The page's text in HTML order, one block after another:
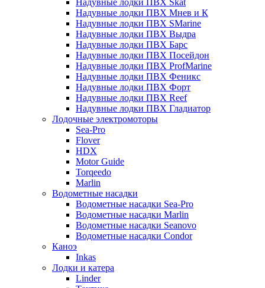
Надувные лодки ПВХ Skat
Надувные лодки ПВХ Мнев и К
Надувные лодки ПВХ SMarine
Надувные лодки ПВХ Выдра
Надувные лодки ПВХ Барс
Надувные лодки ПВХ Посейдон
Надувные лодки ПВХ ProfMarine
Надувные лодки ПВХ Феникс
Надувные лодки ПВХ Форт
Надувные лодки ПВХ Reef
Надувные лодки ПВХ Гладиатор
Лодочные электромоторы
Sea-Pro
Flover
HDX
Motor Guide
Torqeedo
Marlin
Водометные насадки
Водометные насадки Sea-Pro
Водометные насадки Marlin
Водометные насадки Seanovo
Водометные насадки Condor
Каноэ
Inkas
Лодки и катера
Linder